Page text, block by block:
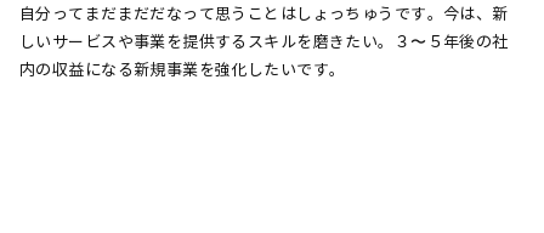
自分ってまだまだだなって思うことはしょっちゅうです。今は、新
しいサービスや事業を提供するスキルを磨きたい。３〜５年後の社
内の収益になる新規事業を強化したいです。